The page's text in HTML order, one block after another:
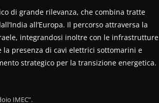
di grande rilevanza, che combina tratte
all’Europa. Il percorso attraversa la
integrandosi inoltre con le infrastrutture
presenza di cavi elettrici sottomarini e
strategico per la transizione energetica.
IMEC”.